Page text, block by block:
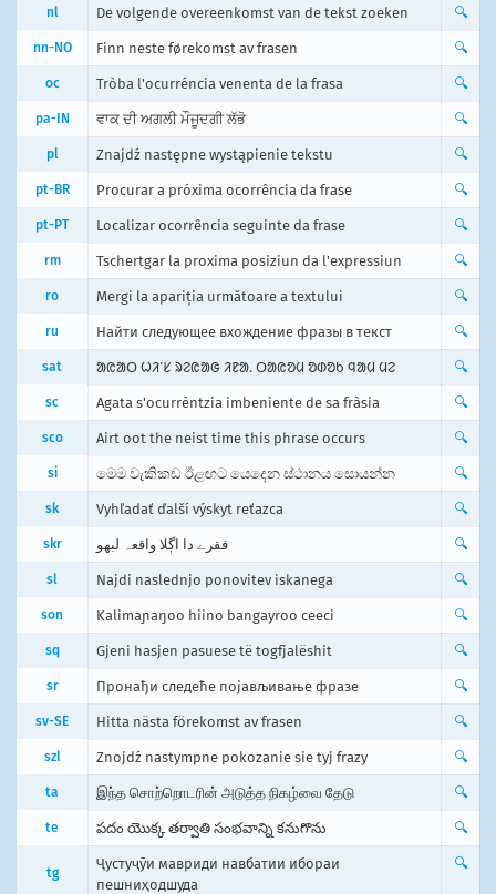
nl De volgende overeenkomst van de tekst zoeken 🔍
nn-NO Finn neste førekomst av frasen 🔍
oc Tròba l'ocurréncia venenta de la frasa 🔍
pa-IN ਵਾਕ ਦੀ ਅਗਲੀ ਮੌਜੂਦਗੀ ਲੱਭੋ 🔍
pl Znajdź następne wystąpienie tekstu 🔍
pt-BR Procurar a próxima ocorrência da frase 🔍
pt-PT Localizar ocorrência seguinte da frase 🔍
rm Tschertgar la proxima posiziun da l'expressiun 🔍
ro Mergi la apariția următoare a textului 🔍
ru Найти следующее вхождение фразы в текст 🔍
sat ᱟᱭᱟᱛ ᱦᱤᱸᱥ ᱨᱮᱭᱟᱜ ᱤᱱᱟᱹ ᱛᱟᱭᱚᱢ ᱚᱰᱚᱠ ᱧᱟᱢ ᱢᱮ 🔍
sc Agata s'ocurrèntzia imbeniente de sa fràsia 🔍
sco Airt oot the neist time this phrase occurs 🔍
si මෙම වැකිකඩ ඊළඟට යෙදෙන ස්ථානය සොයන්න 🔍
sk Vyhľadať ďalší výskyt reťazca 🔍
skr فقرے دا اڳلا واقعہ لبھو 🔍
sl Najdi naslednjo ponovitev iskanega 🔍
son Kalimaɲaŋoo hiino bangayroo ceeci 🔍
sq Gjeni hasjen pasuese të togfjalëshit 🔍
sr Пронађи следеће појављивање фразе 🔍
sv-SE Hitta nästa förekomst av frasen 🔍
szl Znojdź nastympne pokozanie sie tyj frazy 🔍
ta இந்த சொற்றொடரின் அடுத்த நிகழ்வை தேடு 🔍
te పదం యొక్క తర్వాతి సంభవాన్ని కనుగొను 🔍
tg
Ҷустуҷӯи мавриди навбатии ибораи
пешниҳодшуда
🔍